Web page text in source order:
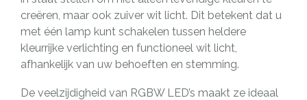
creëren, maar ook zuiver wit licht. Dit betekent dat u
met één lamp kunt schakelen tussen heldere
kleurrijke verlichting en functioneel wit licht,
afhankelijk van uw behoeften en stemming.
De veelzijdigheid van RGBW LED’s maakt ze ideaal